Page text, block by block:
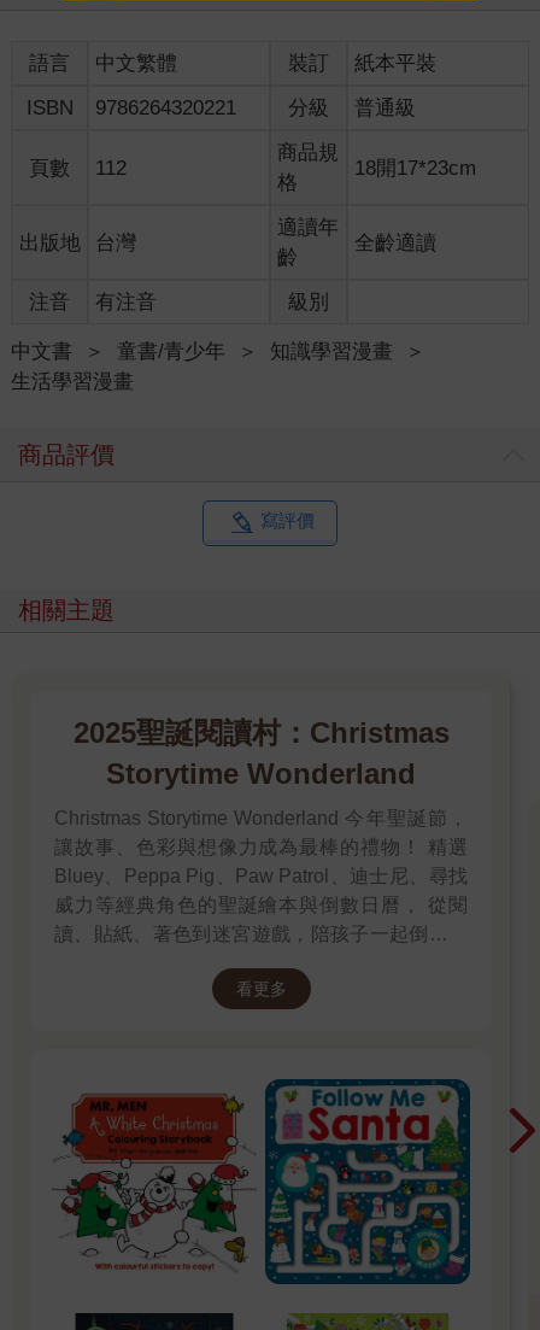
語言 中文繁體 裝訂
紙本平裝
ISBN
9786264320221 分級 普通級
頁數 112
商品規
格
18開17*23cm
出版地 台灣
適讀年
齡
全齡適讀
注音 有注音 級別
中文書 ＞ 童書/青少年 ＞ 知識學習漫畫
＞
生活學習漫畫
商品評價
寫評價
相關主題
2025聖誕閱讀村：Christmas
Storytime Wonderland
Christmas Storytime Wonderland 今年聖誕節，
讓故事、色彩與想像力成為最棒的禮物！ 精選
Bluey、Peppa Pig、Paw Patrol、迪士尼、尋找
威力等經典角色的聖誕繪本與倒數日曆， 從閱
讀、貼紙、著色到迷宮遊戲，陪孩子一起倒數歡
滿的驚喜與節慶溫度， Read it, Play it, Feel the
看更多